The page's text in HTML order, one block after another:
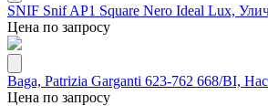
SNIF Snif AP1 Square Nero Ideal Lux,
Цена по запросу
Baga, Patrizia Garganti 623-762 668/BI,
Цена по запросу